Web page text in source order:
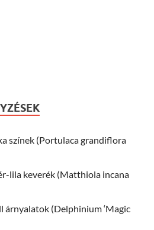
színek (Portulaca grandiflora
lila keverék (Matthiola incana
árnyalatok (Delphinium ‘Magic